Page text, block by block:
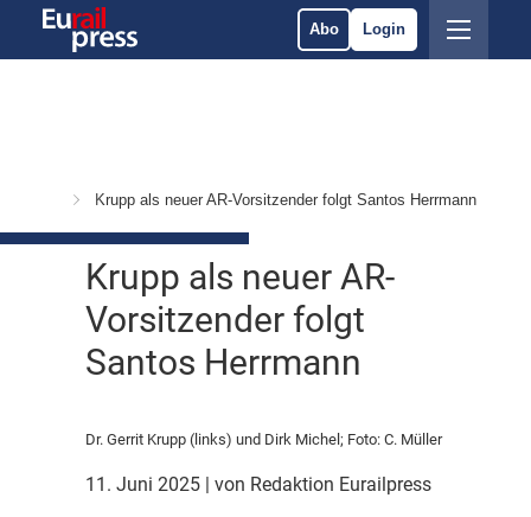
Abo Login
Krupp als neuer AR-Vorsitzender folgt Santos Herrmann
Krupp als neuer AR-
Vorsitzender folgt
Santos Herrmann
Dr. Gerrit Krupp (links) und Dirk Michel; Foto: C. Müller
11. Juni 2025 | von Redaktion Eurailpress